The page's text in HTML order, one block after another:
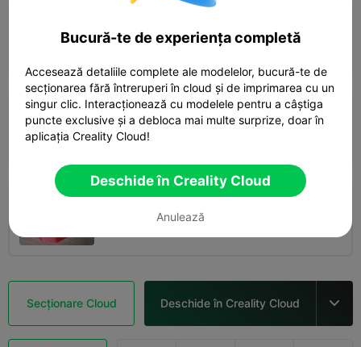
2 plates
0.2mm layer, 3 walls, 15% infill
 04h 28m
Secționare Cloud Deschide în Creality Cloud 
Bucură-te de experiența completă
Accesează detaliile complete ale modelelor, bucură-te de
secționarea fără întreruperi în cloud și de imprimarea cu un
singur clic. Interacționează cu modelele pentru a câștiga
puncte exclusive și a debloca mai multe surprize, doar în
aplicația Creality Cloud!
Deschide în Creality Cloud
Anulează